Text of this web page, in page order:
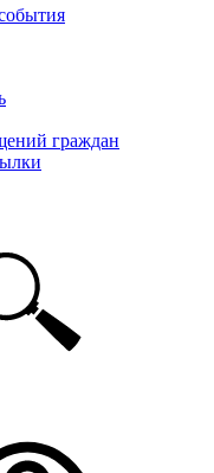
граждан